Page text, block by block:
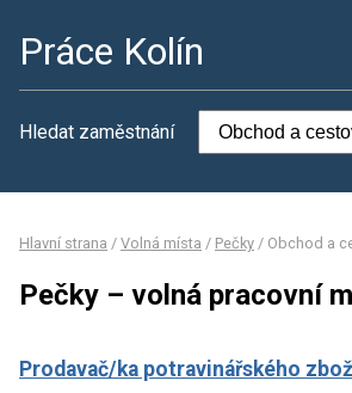
Práce Kolín
Hledat zaměstnání
Hlavní strana / Volná místa / Pečky / Obchod a
Pečky – volná pracovní
Prodavač/ka potravinářského